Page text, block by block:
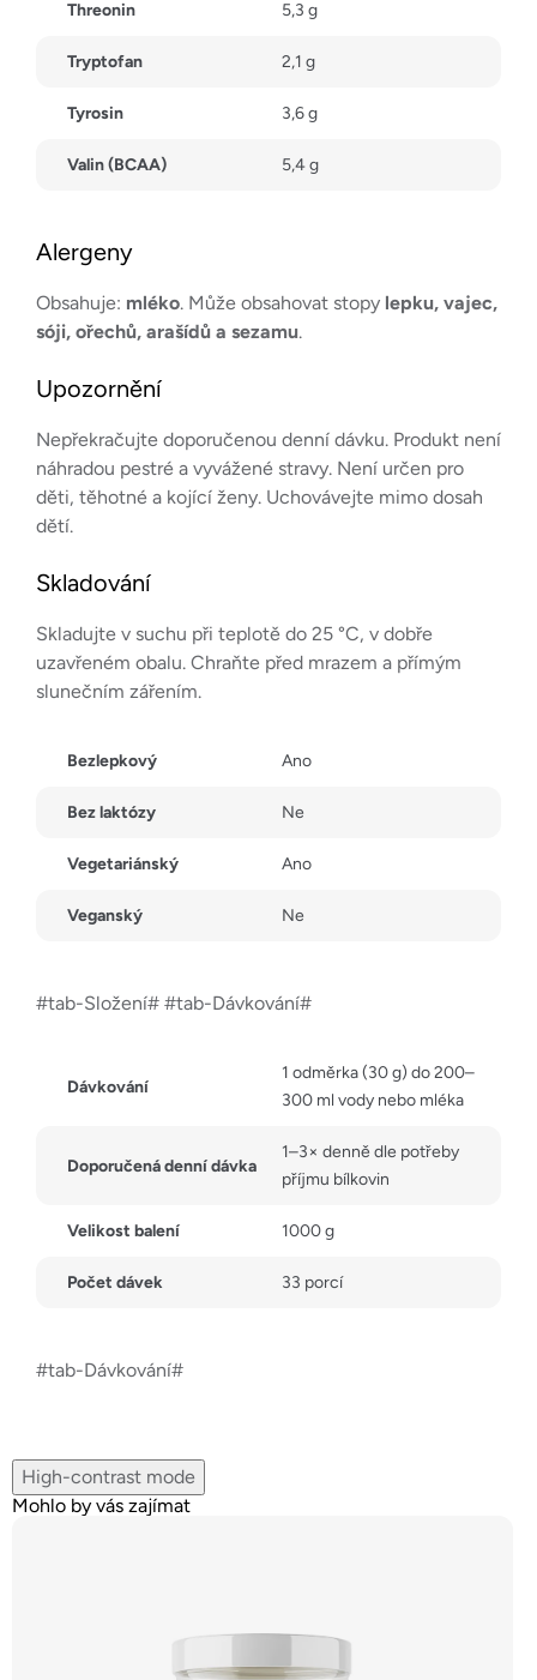
Threonin 5,3 g
Tryptofan 2,1 g
Tyrosin 3,6 g
Valin (BCAA) 5,4 g
Alergeny
Obsahuje: mléko. Může obsahovat stopy lepku, vajec,
sóji, ořechů, arašídů a sezamu.
Upozornění
Nepřekračujte doporučenou denní dávku. Produkt není
náhradou pestré a vyvážené stravy. Není určen pro
děti, těhotné a kojící ženy. Uchovávejte mimo dosah
dětí.
Skladování
Skladujte v suchu při teplotě do 25 °C, v dobře
uzavřeném obalu. Chraňte před mrazem a přímým
slunečním zářením.
Bezlepkový Ano
Bez laktózy Ne
Vegetariánský Ano
Veganský Ne
#tab-Složení# #tab-Dávkování#
Dávkování
1 odměrka (30 g) do 200–
300 ml vody nebo mléka
Doporučená denní dávka
1–3× denně dle potřeby
příjmu bílkovin
Velikost balení 1000 g
Počet dávek 33 porcí
#tab-Dávkování#
High-contrast mode
Mohlo by vás zajímat